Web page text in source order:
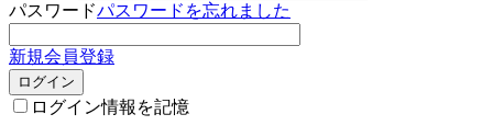
パスワードパスワードを忘れました
新規会員登録
ログイン
ログイン情報を記憶